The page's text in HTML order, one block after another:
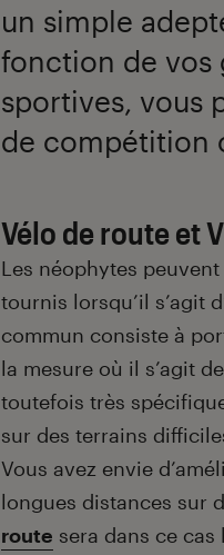
un simple
fonction de vos
sportives, vous
de compétition
Vélo de route et
Les néophytes
tournis lorsqu’il s’agit
commun consiste à
la mesure où il s’agit
toutefois très
sur des terrains
Vous avez envie
longues distances sur
route sera dans ce